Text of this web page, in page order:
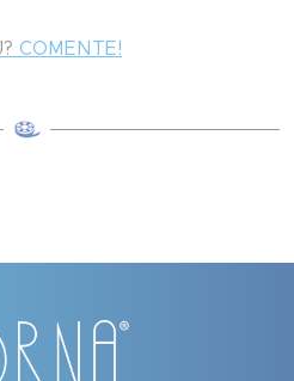
COMENTE!